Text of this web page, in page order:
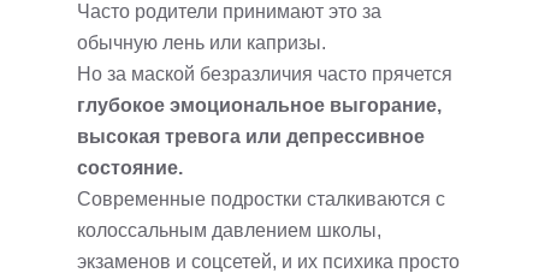
Часто родители принимают это за
обычную лень или капризы.
Но за маской безразличия часто прячется
глубокое эмоциональное выгорание,
высокая тревога или депрессивное
состояние.
Современные подростки сталкиваются с
колоссальным давлением школы,
экзаменов и соцсетей, и их психика просто